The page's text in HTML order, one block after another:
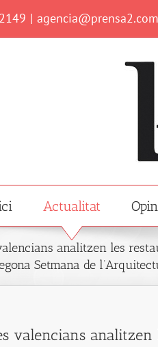
| agencia@prensa2.com
Actualitat
analitzen les
Setmana de
valencians